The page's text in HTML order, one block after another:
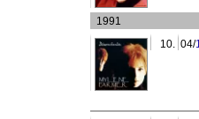
1991
10. 04/